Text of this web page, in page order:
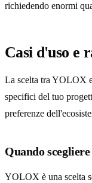
richiedendo enormi
Casi d'uso e
La scelta tra YOLOX
specifici del tuo
preferenze
Quando
YOLOX è una scelta